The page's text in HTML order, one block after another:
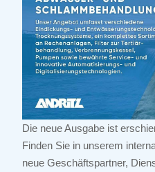
Die neue Ausgabe ist
Finden Sie in unserem
neue Geschäftspartner,